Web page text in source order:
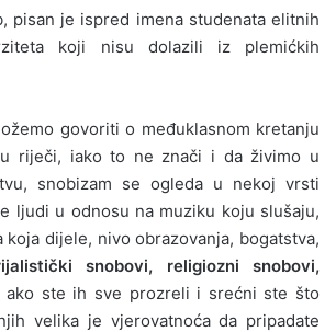
pisan je ispred imena studenata elitnih
koji nisu dolazili iz plemićkih
govoriti o međuklasnom kretanju
riječi, iako to ne znači i da živimo u
snobizam se ogleda u nekoj vrsti
ljudi u odnosu na muziku koju slušaju,
dijele, nivo obrazovanja, bogatstva,
snobovi, religiozni snobovi,
ako ste ih sve prozreli i srećni ste što
velika je vjerovatnoća da pripadate